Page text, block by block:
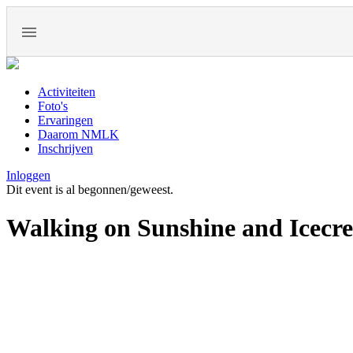
Activiteiten
Foto's
Ervaringen
Daarom NMLK
Inschrijven
Inloggen
Dit event is al begonnen/geweest.
Walking on Sunshine and